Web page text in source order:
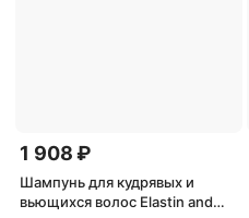
1 908 ₽
Шампунь для кудрявых и
вьющихся волос Elastin and